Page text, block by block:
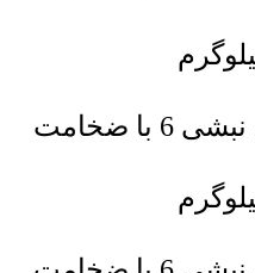
وزن هر متر طول نبشی 6 با ضخامت